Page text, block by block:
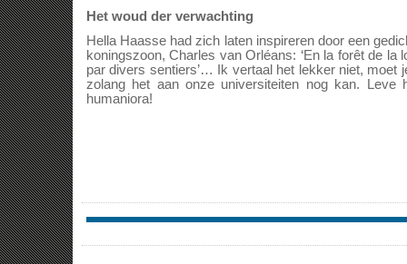
Het woud der verwachting
Hella Haasse had zich laten inspireren door een
koningszoon, Charles van Orléans: ‘En la forêt de la
par divers sentiers’… Ik vertaal het lekker niet, moet
zolang het aan onze universiteiten nog kan. Leve
humaniora!